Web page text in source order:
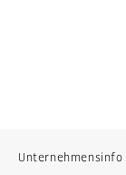
Unternehmensinfo